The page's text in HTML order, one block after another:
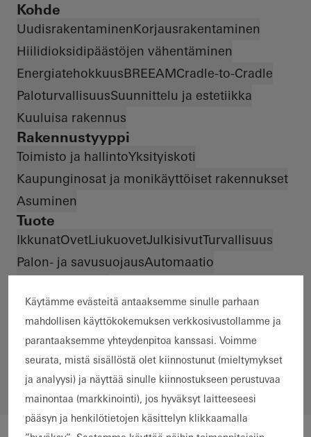
Kohde
UudisrakentaminenKorjausrakentaminen
Hiilidioksidipäästöjen vähentäminen
EnergiatehokkuusBREEAMCradle-to-Cradle
PaloturvallisuusSuunnittelu ja estetiikka
Kuuluisa rakennus
Rakennustyyppi
Toimisto ja hallintoYksityiskoti
Kaupunginosat ja monikäyttöiset rakennukset
Asuminen
Tuote
IkkunatOvetLiukuovetJulkisivutTurvallisuus
Palon- ja savusuojausAutomaatio
Materiaali
AlumiiniTeräs ja ruostumaton teräs
*
Käytämme evästeitä antaaksemme sinulle parhaan
mahdollisen käyttökokemuksen verkkosivustollamme ja
parantaaksemme yhteydenpitoa kanssasi. Voimme
seurata, mistä sisällöstä olet kiinnostunut (mieltymykset
ja analyysi) ja näyttää sinulle kiinnostukseen perustuvaa
mainontaa (markkinointi), jos hyväksyt laitteeseesi
pääsyn ja henkilötietojen käsittelyn klikkaamalla